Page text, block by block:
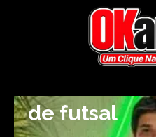
projetos à
Ferreira
areninha e
de futsal